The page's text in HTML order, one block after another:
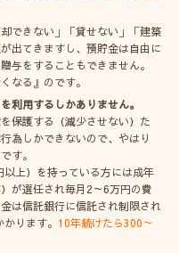
できない」「貸せない」「建築
出てきますし、預貯金は自由に
与をすることもできません。
なる』のです。
利用するしかありません。
保護する（減少させない）た
為しかできないので、やはり
す。
上）を持っている方には成年
が選任され毎月2～6万円の費
は信託銀行に信託され制限され
ります。 10年続けたら300～